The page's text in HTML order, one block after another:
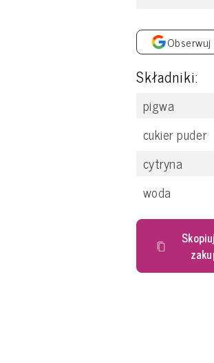
Składniki:
pigwa
cukier puder
cytryna
woda